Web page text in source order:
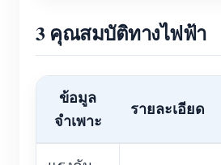
3 คุณสมบัติทางไฟฟ้า
ข้อมูล
จำเพาะ
รายละเอียด